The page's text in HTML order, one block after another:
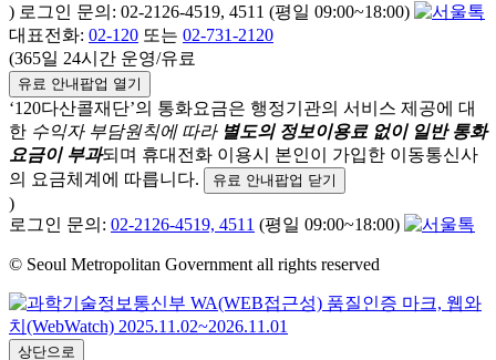
) 로그인 문의: 02-2126-4519, 4511 (평일 09:00~18:00)
대표전화: 02-120 또는 02-731-2120
(365일 24시간 운영/유료
유료 안내팝업 열기
‘120다산콜재단’의 통화요금은 행정기관의 서비스 제공에 대
한 수익자 부담원칙에 따라 별도의 정보이용료 없이 일반 통화
요금이 부과되며 휴대전화 이용시 본인이 가입한 이동통신사
의 요금체계에 따릅니다.
유료 안내팝업 닫기
)
로그인 문의: 02-2126-4519, 4511 (평일 09:00~18:00)
© Seoul Metropolitan Government all rights reserved
상단으로